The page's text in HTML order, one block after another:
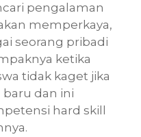
pengalaman
memperkaya,
seorang pribadi
ketika
tidak kaget jika
dan ini
hard skill